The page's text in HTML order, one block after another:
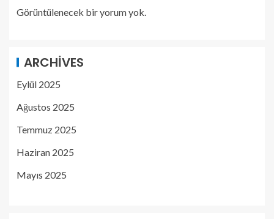
Görüntülenecek bir yorum yok.
ARCHIVES
Eylül 2025
Ağustos 2025
Temmuz 2025
Haziran 2025
Mayıs 2025